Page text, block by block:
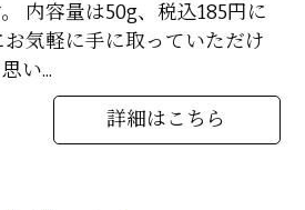
内容量は50g、税込185円に
気軽に手に取っていただけ
い...
詳細はこちら